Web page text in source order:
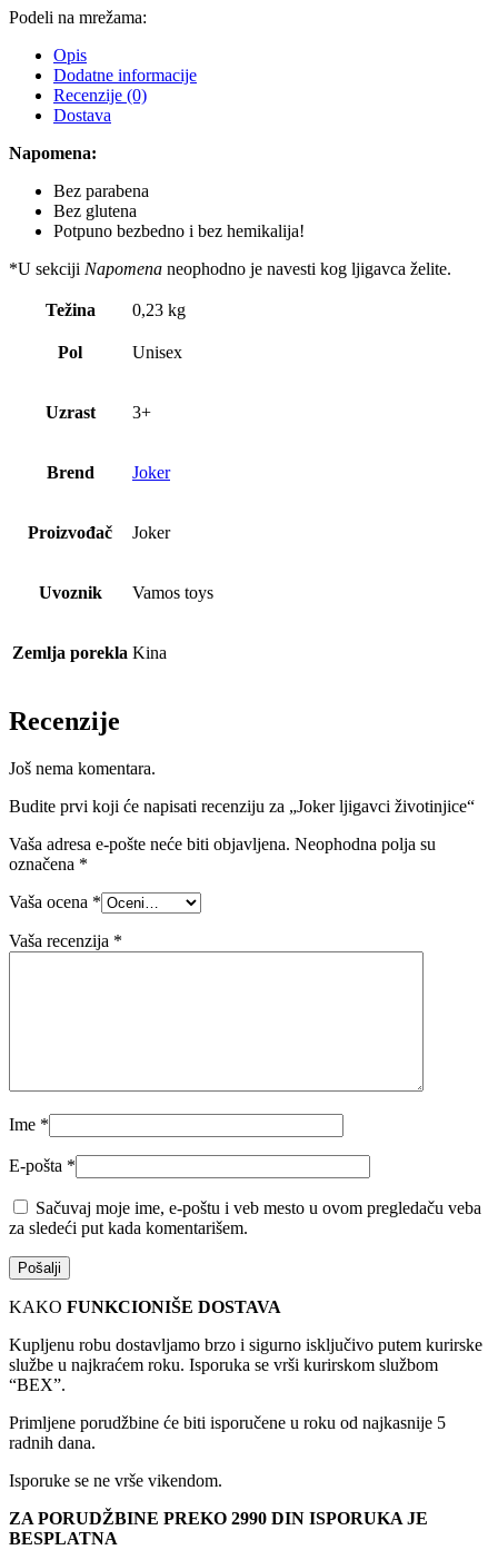
Podeli na mrežama:
Opis
Dodatne informacije
Recenzije (0)
Dostava
Napomena:
Bez parabena
Bez glutena
Potpuno bezbedno i bez hemikalija!
*U sekciji Napomena neophodno je navesti kog ljigavca želite.
Težina 0,23 kg
Pol Unisex
Uzrast 3+
Brend Joker
Proizvođač Joker
Uvoznik Vamos toys
Zemlja porekla Kina
Recenzije
Još nema komentara.
Budite prvi koji će napisati recenziju za „Joker ljigavci životinjice“
Vaša adresa e-pošte neće biti objavljena. Neophodna polja su
označena *
Vaša ocena *
Vaša recenzija *
Ime *
E-pošta *
Sačuvaj moje ime, e-poštu i veb mesto u ovom pregledaču veba
za sledeći put kada komentarišem.
KAKO FUNKCIONIŠE DOSTAVA
Kupljenu robu dostavljamo brzo i sigurno isključivo putem kurirske
službe u najkraćem roku. Isporuka se vrši kurirskom službom
“BEX”.
Primljene porudžbine će biti isporučene u roku od najkasnije 5
radnih dana.
Isporuke se ne vrše vikendom.
ZA PORUDŽBINE PREKO 2990 DIN ISPORUKA JE
BESPLATNA